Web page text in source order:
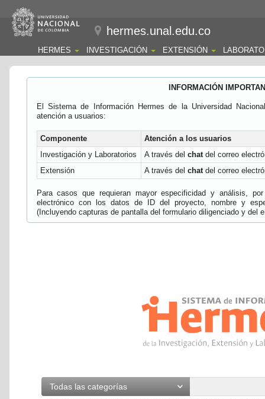
hermes.unal.edu.co
HERMES INVESTIGACIÓN EXTENSIÓN
INFORMACIÓN
El Sistema de Información Hermes de la Universidad
atención a usuarios:
Componente
Atención a los usuarios
Investigación y Laboratorios
A través del chatdel correo
Extensión
A través del chatdel correo
Para casos que requieran mayor especificidad y análisis,
electrónico con los datos de ID del proyecto, nombre y
(Incluyendo capturas de pantalla del formulario diligenciado y del
Todas las categorías